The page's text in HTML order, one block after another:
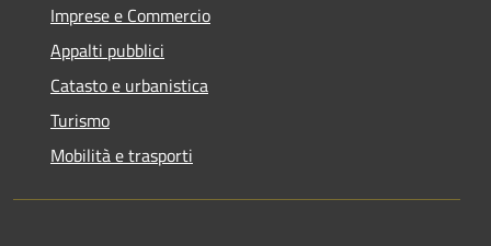
Imprese e Commercio
Appalti pubblici
Catasto e urbanistica
Turismo
Mobilità e trasporti